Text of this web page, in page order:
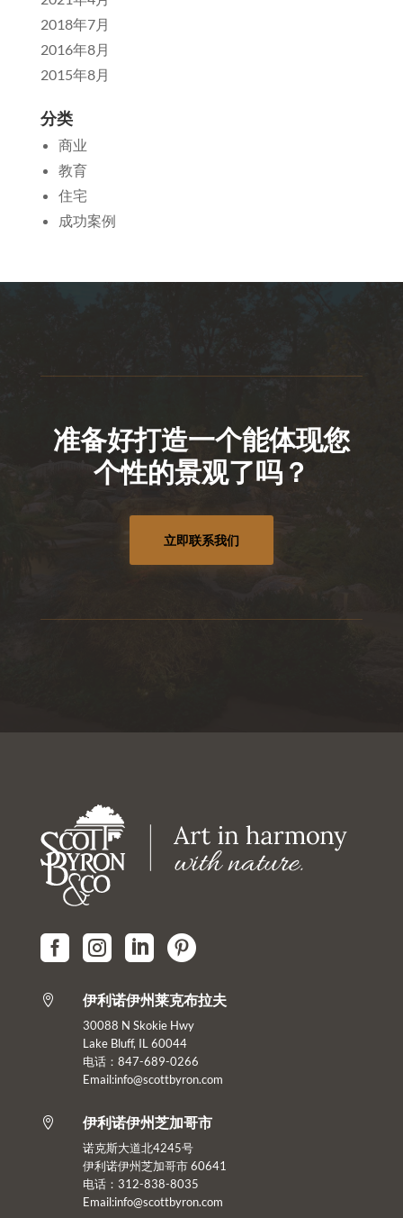
2018年7月
2016年8月
2015年8月
分类
商业
教育
住宅
成功案例
准备好打造一个能体现您
个性的景观了吗？
立即联系我们
   
 伊利诺伊州莱克布拉夫
30088 N Skokie Hwy
Lake Bluff, IL 60044
电话：847-689-0266
Email:info@scottbyron.com
 伊利诺伊州芝加哥市
诺克斯大道北4245号
伊利诺伊州芝加哥市 60641
电话：312-838-8035
Email:info@scottbyron.com